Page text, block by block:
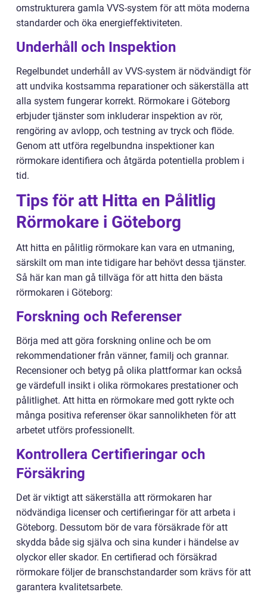
omstrukturera gamla VVS-system för att möta moderna
standarder och öka energieffektiviteten.
Underhåll och Inspektion
Regelbundet underhåll av VVS-system är nödvändigt för
att undvika kostsamma reparationer och säkerställa att
alla system fungerar korrekt. Rörmokare i Göteborg
erbjuder tjänster som inkluderar inspektion av rör,
rengöring av avlopp, och testning av tryck och flöde.
Genom att utföra regelbundna inspektioner kan
rörmokare identifiera och åtgärda potentiella problem i
tid.
Tips för att Hitta en Pålitlig
Rörmokare i Göteborg
Att hitta en pålitlig rörmokare kan vara en utmaning,
särskilt om man inte tidigare har behövt dessa tjänster.
Så här kan man gå tillväga för att hitta den bästa
rörmokaren i Göteborg:
Forskning och Referenser
Börja med att göra forskning online och be om
rekommendationer från vänner, familj och grannar.
Recensioner och betyg på olika plattformar kan också
ge värdefull insikt i olika rörmokares prestationer och
pålitlighet. Att hitta en rörmokare med gott rykte och
många positiva referenser ökar sannolikheten för att
arbetet utförs professionellt.
Kontrollera Certifieringar och
Försäkring
Det är viktigt att säkerställa att rörmokaren har
nödvändiga licenser och certifieringar för att arbeta i
Göteborg. Dessutom bör de vara försäkrade för att
skydda både sig själva och sina kunder i händelse av
olyckor eller skador. En certifierad och försäkrad
rörmokare följer de branschstandarder som krävs för att
garantera kvalitetsarbete.